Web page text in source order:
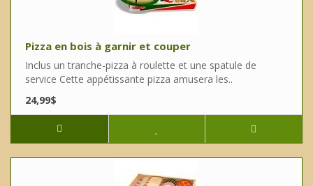
Pizza en bois à garnir et couper
Inclus un tranche-pizza à roulette et une spatule de
service Cette appétissante pizza amusera les..
24,99$